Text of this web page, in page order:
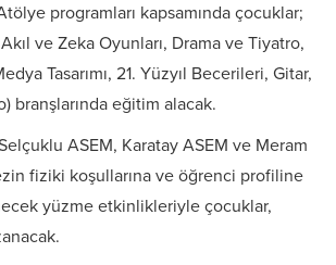
programları kapsamında çocuklar;
ve Zeka Oyunları, Drama ve Tiyatro,
Tasarımı, 21. Yüzyıl Becerileri, Gitar,
branşlarında eğitim alacak.
ASEM, Karatay ASEM ve Meram
fiziki koşullarına ve öğrenci profiline
yüzme etkinlikleriyle çocuklar,